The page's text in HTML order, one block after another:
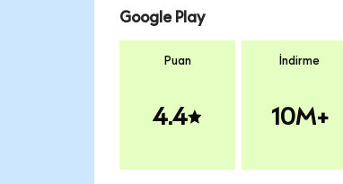
Google Play
Puan
4.4
İndirme
10M+